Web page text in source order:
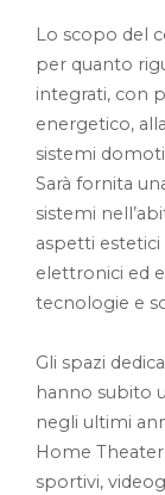
Lo scopo del
per quanto
integrati, con
energetico,
sistemi
Sarà fornita
sistemi
aspetti
elettronici ed
tecnologie e
Gli spazi
hanno subito
negli ultimi
Home
sportivi,